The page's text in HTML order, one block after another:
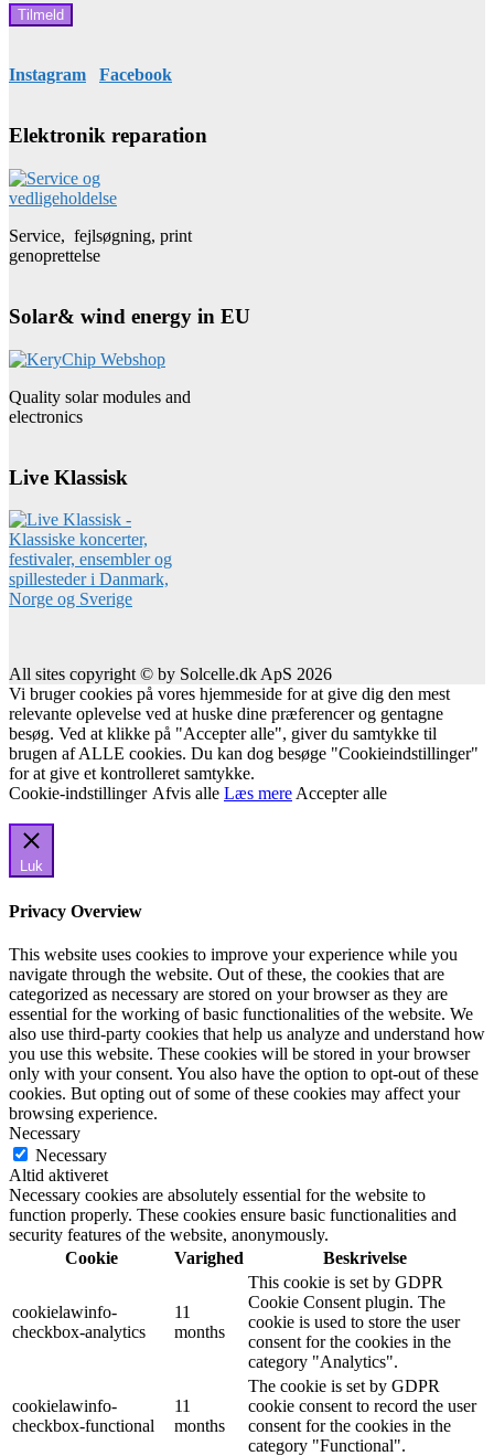
Instagram Facebook
Elektronik reparation
Service, fejlsøgning, print
genoprettelse
Solar& wind energy in EU
Quality solar modules and
electronics
Live Klassisk
All sites copyright © by Solcelle.dk ApS 2026
Vi bruger cookies på vores hjemmeside for at give dig den mest
relevante oplevelse ved at huske dine præferencer og gentagne
besøg. Ved at klikke på "Accepter alle", giver du samtykke til
brugen af ALLE cookies. Du kan dog besøge "Cookieindstillinger"
for at give et kontrolleret samtykke.
Cookie-indstillinger Afvis alle Læs mereAccepter alle
Luk
Privacy Overview
This website uses cookies to improve your experience while you
navigate through the website. Out of these, the cookies that are
categorized as necessary are stored on your browser as they are
essential for the working of basic functionalities of the website. We
also use third-party cookies that help us analyze and understand how
you use this website. These cookies will be stored in your browser
only with your consent. You also have the option to opt-out of these
cookies. But opting out of some of these cookies may affect your
browsing experience.
Necessary
Necessary
Altid aktiveret
Necessary cookies are absolutely essential for the website to
function properly. These cookies ensure basic functionalities and
security features of the website, anonymously.
Cookie
Varighed Beskrivelse
cookielawinfo-
checkbox-analytics
11
months
This cookie is set by GDPR
Cookie Consent plugin. The
cookie is used to store the user
consent for the cookies in the
category "Analytics".
cookielawinfo-
checkbox-functional
11
months
The cookie is set by GDPR
cookie consent to record the user
consent for the cookies in the
category "Functional".